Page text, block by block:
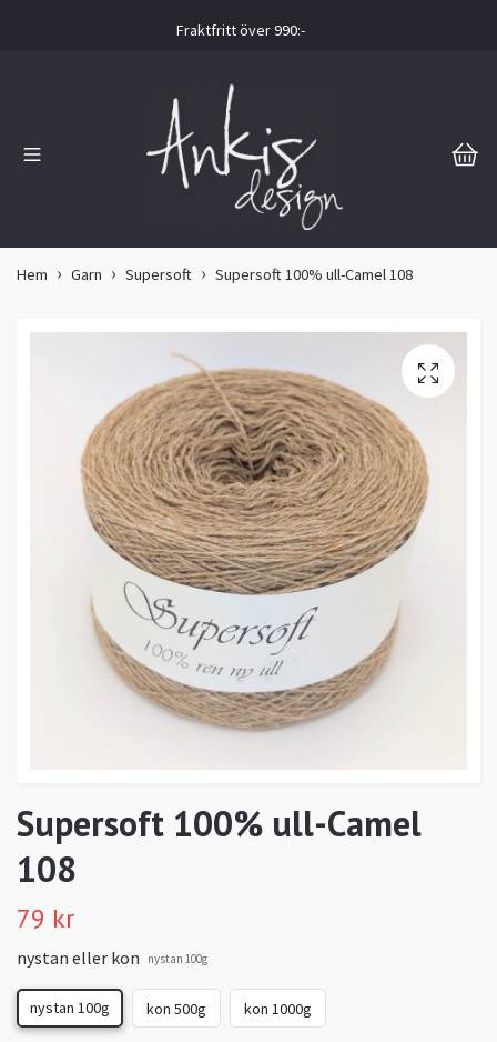
Fraktfritt över 990:-
Hem Garn Supersoft Supersoft 100% ull-Camel 108
Supersoft 100% ull-Camel
108
79 kr
nystan eller kon nystan 100g
nystan 100g kon 500g kon 1000g